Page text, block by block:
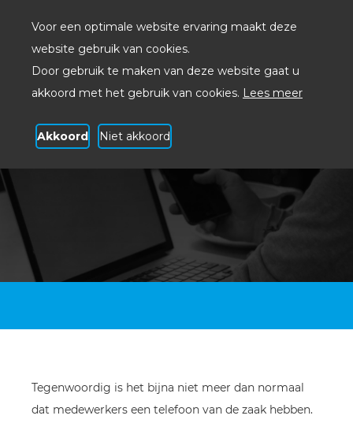
Voor een optimale website ervaring maakt deze
website gebruik van cookies.
Door gebruik te maken van deze website gaat u
akkoord met het gebruik van cookies. Lees meer
Akkoord Niet akkoord
BICT Providerdiensten
Tegenwoordig is het bijna niet meer dan normaal
dat medewerkers een telefoon van de zaak hebben.